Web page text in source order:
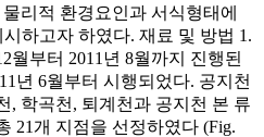
리적 환경요인과 서식형태에
하고자 하였다. 재료 및 방법 1.
월부터 2011년 8월까지 진행된
년 6월부터 시행되었다. 공지천
, 학곡천, 퇴계천과 공지천 본 류
21개 지점을 선정하였다 (Fig.